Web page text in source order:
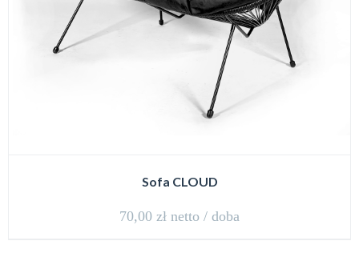
Sofa CLOUD
70,00 zł netto / doba